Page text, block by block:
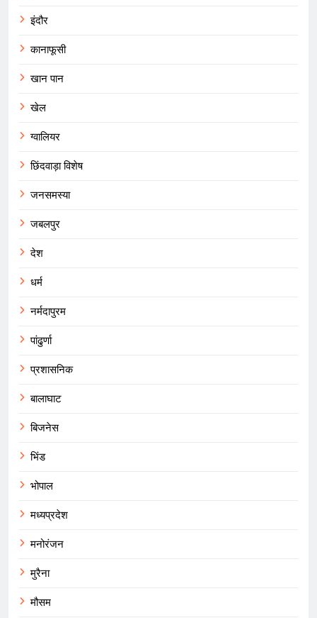
इंदौर
कानाफूसी
खान पान
खेल
ग्वालियर
छिंदवाड़ा विशेष
जनसमस्या
जबलपुर
देश
धर्म
नर्मदापुरम
पांढुर्णा
प्रशासनिक
बालाघाट
बिजनेस
भिंड
भोपाल
मध्यप्रदेश
मनोरंजन
मुरैना
मौसम